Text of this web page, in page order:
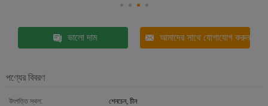
ভালো দাম আমাদের সাথে যোগাযোগ করুন
পণ্যের বিবরণ
উৎপত্তি স্থল:
শেনচেন, চীন